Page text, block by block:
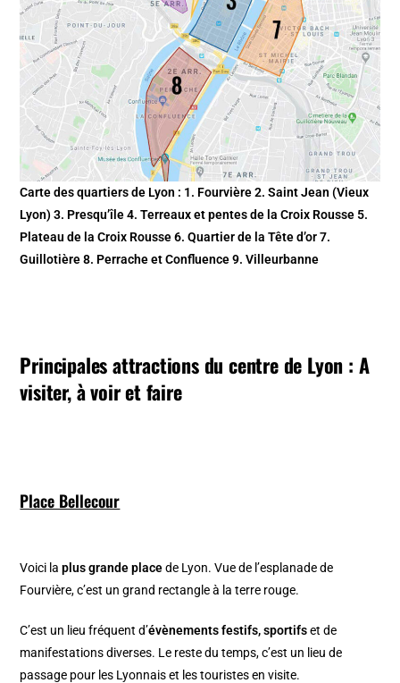
Carte des quartiers de Lyon : 1. Fourvière 2. Saint Jean (Vieux
Lyon) 3. Presqu’île 4. Terreaux et pentes de la Croix Rousse 5.
Plateau de la Croix Rousse 6. Quartier de la Tête d’or 7.
Guillotière 8. Perrache et Confluence 9. Villeurbanne
Principales attractions du centre de Lyon : A
visiter, à voir et faire
Place Bellecour
Voici laplus grande placede Lyon. Vue de l’esplanade de
Fourvière, c’est un grand rectangle à la terre rouge.
C’est un lieu fréquent d’évènements festifs, sportifset de
manifestations diverses. Le reste du temps, c’est un lieu de
passage pour les Lyonnais et les touristes en visite.